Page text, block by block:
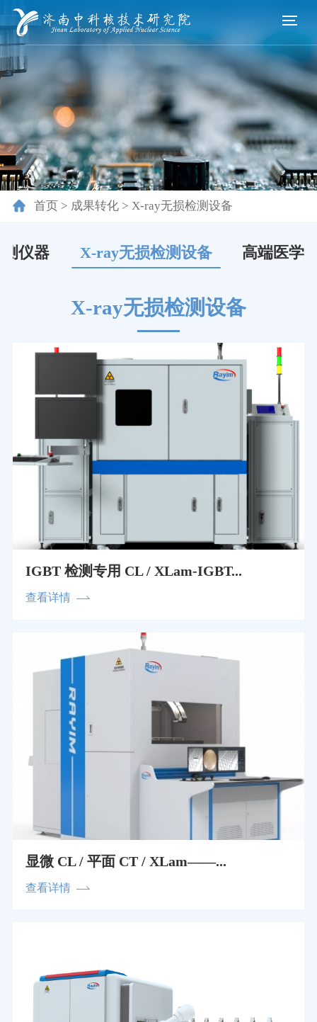
首页> 成果转化> X-ray无损检测设备
仪器 X-ray无损检测设备 高端医学
X-ray无损检测设备
IGBT 检测专用 CL / XLam-IGBT...
查看详情
显微 CL / 平面 CT / XLam——...
查看详情